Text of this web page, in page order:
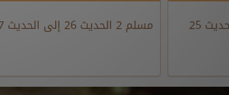
مسلم 2 الحديث 26 إلى الحديث 27